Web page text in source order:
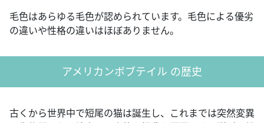
毛色はあらゆる毛色が認められています。毛色による優劣
の違いや性格の違いはほぼありません。
アメリカンボブテイル の歴史
古くから世界中で短尾の猫は誕生し、これまでは突然変異